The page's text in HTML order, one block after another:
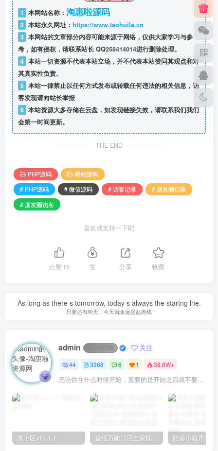
1 本网站名称： 淘惠啦源码
2 本站永久网址： https://www.taohuila.cn
3 本网站的文章部分内容可能来源于网络，仅供大家学习与参
考，如有侵权，请联系站长 QQ258414014进行删除处理。
4 本站一切资源不代表本站立场，并不代表本站赞同其观点和对
其真实性负责。
5 本站一律禁止以任何方式发布或转载任何违法的相关信息，访
客发现请向站长举报
6 本站资源大多存储在云盘，如发现链接失效，请联系我们我们
会第一时间更新。
THE END
PHP源码
网站源码
# PHP源码
# 微信源码 # 访客记录
# 朋友圈记录
# 朋友圈访客
喜欢就支持一下吧
点赞15 赏 分享 收藏
As long as there s tomorrow, today s always the startng lne.
只要还有明天，今天就永远是起跑线
admin 65785 关注
44 3368 6 1 38.8W+
无论你在什么时候开始，重要的是开始之后就不要停止
微小区v11.1.1 壹佰万能门店全家桶10套独立版v2.6.68(​多商户+智能名片+智慧轻站+万能门店等)